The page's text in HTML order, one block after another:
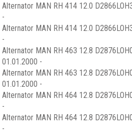
Alternator MAN RH 414 12.0
-
Alternator MAN RH 414 12.0
-
Alternator MAN RH 463 12.8
01.01.2000 -
Alternator MAN RH 463 12.8
01.01.2000 -
Alternator MAN RH 464 12.8
-
Alternator MAN RH 464 12.8
-